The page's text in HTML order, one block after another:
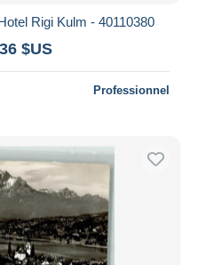
Rigi Kulm - 40110380
$US
Professionnel